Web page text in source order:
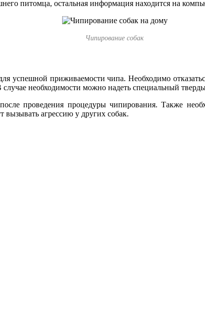
питомца, остальная информация находится на
Чипирование собак
успешной приживаемости чипа. Необходимо
случае необходимости можно надеть специальный
проведения процедуры чипирования. Также
агрессию у других собак.